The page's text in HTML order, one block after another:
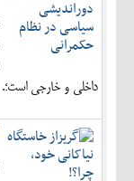
داخلی و خارجی است؛.